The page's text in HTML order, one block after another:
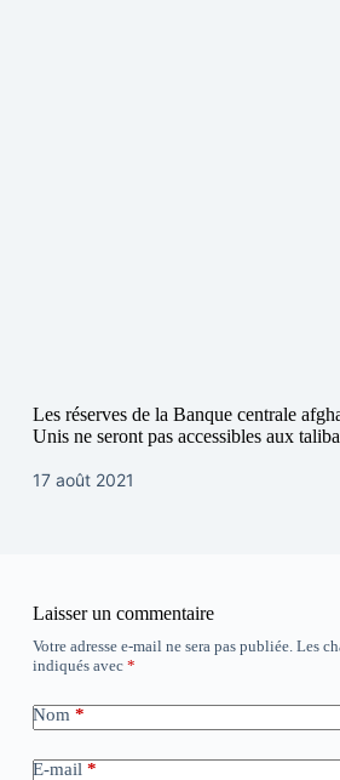
Les réserves de la Banque centrale
Unis ne seront pas accessibles aux
17 août 2021
Laisser un commentaire
Votre adresse e-mail ne sera pas publiée. Les
indiqués avec *
Nom *
E-mail *